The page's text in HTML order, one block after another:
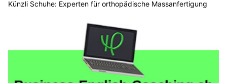
Künzli Schuhe: Experten für orthopädische Massanfertigung